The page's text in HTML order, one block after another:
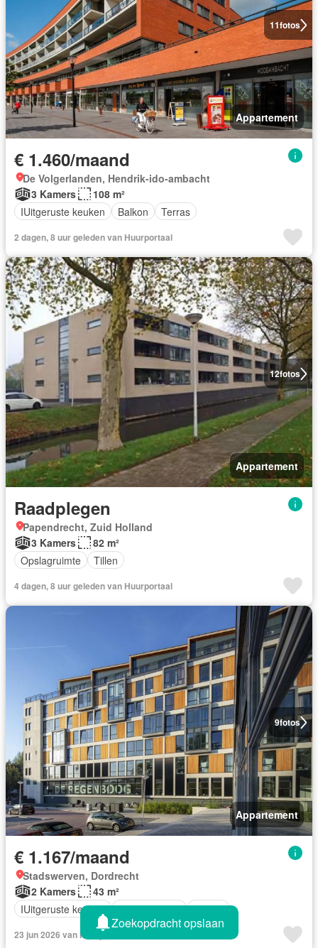
11fotos
Appartement
€ 1.460/maand
De Volgerlanden, Hendrik-ido-ambacht
3 Kamers
108 m²
IUitgeruste keuken
Balkon Terras
2 dagen, 8 uur geleden van Huurportaal
12fotos
Appartement
Raadplegen
Papendrecht, Zuid Holland
3 Kamers
82 m²
Opslagruimte
Tillen
4 dagen, 8 uur geleden van Huurportaal
9fotos
Appartement
€ 1.167/maand
Stadswerven, Dordrecht
2 Kamers
43 m²
IUitgeruste keuken
Parkeerplaats Balkon
23 jun 2026 van Huurportaal
Zoekopdracht opslaan